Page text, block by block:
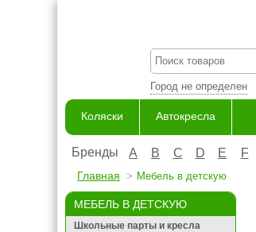
Город не определен
Коляски Автокресла
Бренды A B C D E F
Главная Мебель в детскую
МЕБЕЛЬ В ДЕТСКУЮ
Школьные парты и кресла